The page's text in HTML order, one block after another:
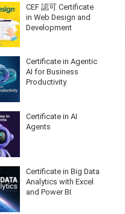
CEF 認可 Certificate
in Web Design and
Development
Certificate in Agentic
AI for Business
Productivity
Certificate in AI
Agents
Certificate in Big Data
Analytics with Excel
and Power BI